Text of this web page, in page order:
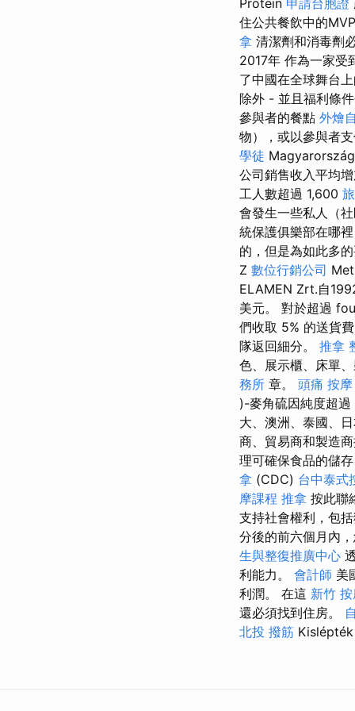
住公共餐飲中的
拿 清潔劑和消毒劑
2017年 作為一家受
了中國在全球舞台
除外 - 並且福利條
參與者的餐點 外燴
物），或以參與者
學徒
公司銷售收入平均
工人數超過 1,600
會發生一些私人（
統保護俱樂部在哪
的，但是為如此多
Z 數位行銷公司
ELAMEN Zrt.自
美元。 對於超過
們收取 5% 的送貨
隊返回細分。 推拿
色、展示櫃、床單
務所 章。 頭痛 按摩
)-麥角硫因純度超過
大、澳洲、泰國、
商、貿易商和製造
理可確保食品的儲
拿 (CDC) 台中泰式
摩課程 推拿 按此聯
支持社會權利，包
分後的前六個月內
生與整復推廣中心
利能力。 會計師 美
利潤。 在這 新竹
還必須找到住房。
北投 撥筋